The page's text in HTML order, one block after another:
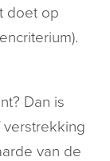
doet op
Dan is
van de